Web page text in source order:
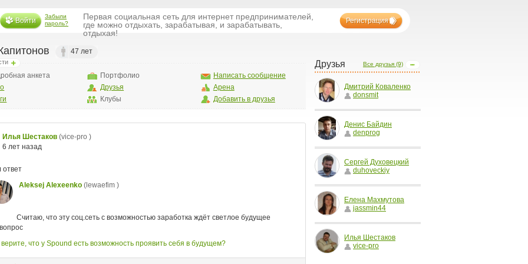
Войти
Забыли
пароль?
Первая социальная сеть для интернет предпринимателей,
где можно отдыхать, зарабатывая, и зарабатывать,
отдыхая!
Регистрация
Все друзья (9)
Друзья
Дмитрий Коваленко
donsmit
Денис Байдин
denprog
Сергей Духовецкий
duhoveckiy
Елена Махмутова
jassmin44
Илья Шестаков
vice-pro
47 лет
анкета
Портфолио
Друзья
Клубы
Написать сообщение
Арена
Добавить в друзья